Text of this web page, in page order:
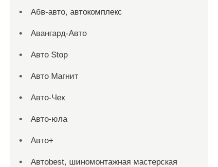
Абв-авто, автокомплекс
Авангард-Авто
Авто Stop
Авто Магнит
Авто-Чек
Авто-юла
Авто+
Автоbest, шиномонтажная мастерская